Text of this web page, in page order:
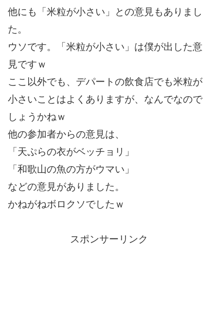
他にも「米粒が小さい」との意見もありまし
た。
ウソです。「米粒が小さい」は僕が出した意
見ですｗ
ここ以外でも、デパートの飲食店でも米粒が
小さいことはよくありますが、なんでなので
しょうかねｗ
他の参加者からの意見は、
「天ぷらの衣がベッチョリ」
「和歌山の魚の方がウマい」
などの意見がありました。
かねがねボロクソでしたｗ
スポンサーリンク